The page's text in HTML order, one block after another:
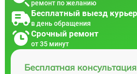
ремонт по желанию
Бесплатный выезд
в день обращения
Срочный ремонт
от 35 минут
Бесплатная